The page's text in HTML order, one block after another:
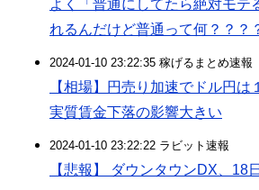
よく「普通にしてたら絶対モテ
れるんだけど普通って何？？？
2024-01-10 23:22:35 稼げるまとめ速報
【相場】円売り加速でドル円
実質賃金下落の影響大きい
2024-01-10 23:22:22 ラビット速報
【悲報】 ダウンタウンDX、